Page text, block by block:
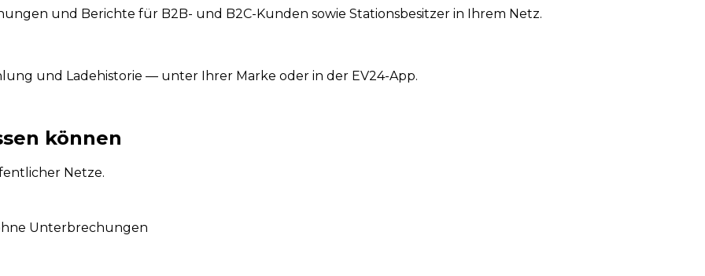
und Berichte für B2B- und B2C-Kunden sowie Stationsbesitzer in Ihrem Netz.
und Ladehistorie — unter Ihrer Marke oder in der EV24-App.
können
Netze.
Unterbrechungen